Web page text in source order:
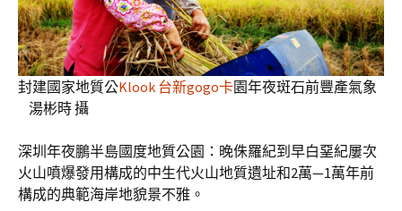
封建國家地質公Klook 台新gogo卡園年夜斑石前豐產氣象
湯彬時 攝
深圳年夜鵬半島國度地質公園：晚侏羅紀到早白堊紀屢次
火山噴爆發用構成的中生代火山地質遺址和2萬—1萬年前
構成的典範海岸地貌景不雅。